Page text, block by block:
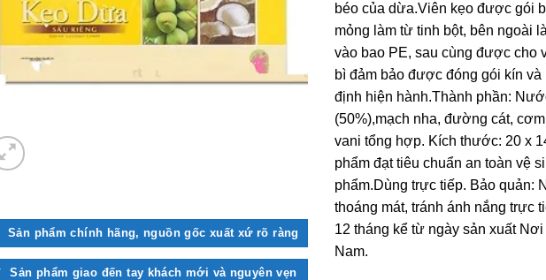
Sản phẩm chính hãng, nguồn gốc xuất xứ rõ ràng
Sản phẩm giao đến tay khách mới và nguyên vẹn
béo của dừa.Viên kẹo được gói
mỏng làm từ tinh bột, bên ngoài
vào bao PE, sau cùng được cho
bì đảm bảo được đóng gói kín
định hiện hành.Thành phần:
(50%),mạch nha, đường cát,
vani tổng hợp. Kích thước: 20 x
phẩm đạt tiêu chuẩn an toàn vệ
phẩm.Dùng trực tiếp. Bảo quản:
thoáng mát, tránh ánh nắng trực
12 tháng kể từ ngày sản xuất
Nam.